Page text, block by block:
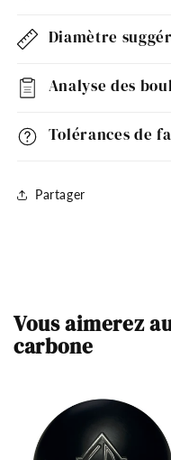
Diamètre
Analyse des
Tolérances de
Partager
Vous aimerez
carbone